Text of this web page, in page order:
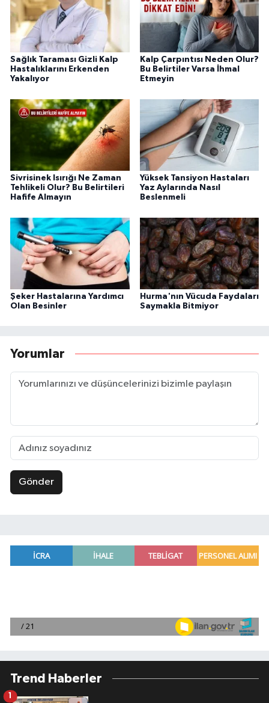
Sağlık Taraması Gizli Kalp
Hastalıklarını Erkenden
Yakalıyor
Kalp Çarpıntısı Neden Olur?
Bu Belirtiler Varsa İhmal
Etmeyin
Sivrisinek Isırığı Ne Zaman
Tehlikeli Olur? Bu Belirtileri
Hafife Almayın
Yüksek Tansiyon Hastaları
Yaz Aylarında Nasıl
Beslenmeli
Şeker Hastalarına Yardımcı
Olan Besinler
Hurma'nın Vücuda Faydaları
Saymakla Bitmiyor
Yorumlar
Gönder
Trend Haberler
1